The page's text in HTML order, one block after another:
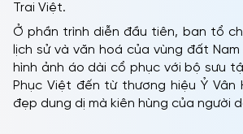
Trai Việt.
Ở phần trình diễn đầu tiên, ban tổ
lịch sử và văn hoá của vùng đất
hình ảnh áo dài cổ phục với bộ sưu
Phục Việt đến từ thương hiệu Ỷ Vân
đẹp dung dị mà kiên hùng của người